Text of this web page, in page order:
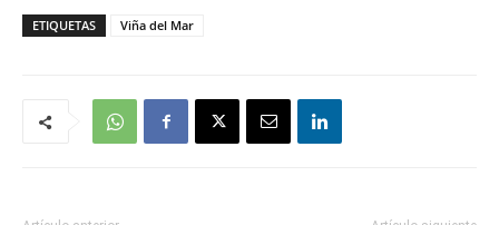
ETIQUETAS Viña del Mar